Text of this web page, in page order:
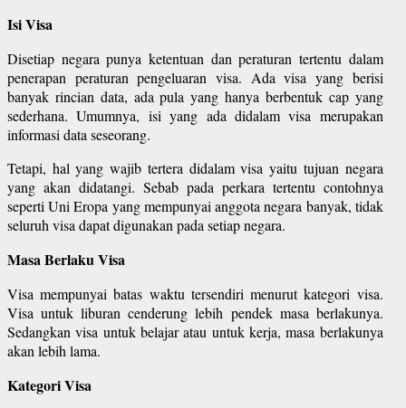
Isi Visa
Disetiap negara punya ketentuan dan peraturan tertentu dalam
penerapan peraturan pengeluaran visa. Ada visa yang berisi
banyak rincian data, ada pula yang hanya berbentuk cap yang
sederhana. Umumnya, isi yang ada didalam visa merupakan
informasi data seseorang.
Tetapi, hal yang wajib tertera didalam visa yaitu tujuan negara
yang akan didatangi. Sebab pada perkara tertentu contohnya
seperti Uni Eropa yang mempunyai anggota negara banyak, tidak
seluruh visa dapat digunakan pada setiap negara.
Masa Berlaku Visa
Visa mempunyai batas waktu tersendiri menurut kategori visa.
Visa untuk liburan cenderung lebih pendek masa berlakunya.
Sedangkan visa untuk belajar atau untuk kerja, masa berlakunya
akan lebih lama.
Kategori Visa